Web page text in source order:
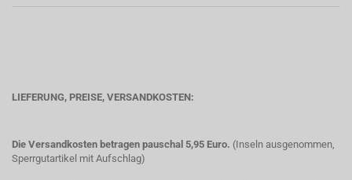
LIEFERUNG, PREISE, VERSANDKOSTEN:
Die Versandkosten betragen pauschal 5,95 Euro. (Inseln ausgenommen,
Sperrgutartikel mit Aufschlag)